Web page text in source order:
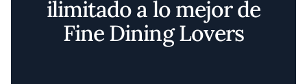
ilimitado a lo mejor de
Fine Dining Lovers